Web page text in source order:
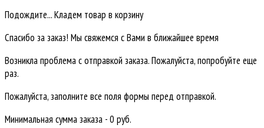
Подождите... Кладем товар в корзину
Спасибо за заказ! Мы свяжемся с Вами в ближайшее время
Возникла проблема с отправкой заказа. Пожалуйста, попробуйте еще
раз.
Пожалуйста, заполните все поля формы перед отправкой.
Минимальная сумма заказа - 0 руб.